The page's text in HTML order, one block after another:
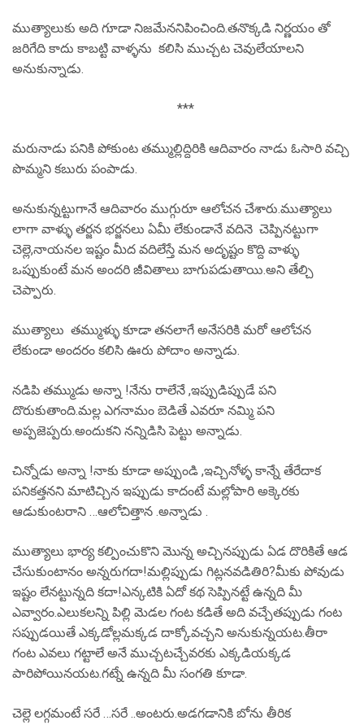
ముత్యాలుకు అది గూడా నిజమేననిపించింది.తనొక్కడి నిర్ణయం తో
జరిగేది కాదు కాబట్టి వాళ్ళను కలిసి ముచ్చట చెవులేయాలని
అనుకున్నాడు.
***
మరునాడు పనికి పోకుంట తమ్ముల్లిద్దిరికి ఆదివారం నాడు ఓసారి వచ్చి
పొమ్మని కబురు పంపాడు.
అనుకున్నట్టుగానే ఆదివారం ముగ్గురూ ఆలోచన చేశారు.ముత్యాలు
లాగా వాళ్ళు తర్జన భర్జనలు ఏమీ లేకుండానే వదినె చెప్పినట్టుగా
చెల్లె,నాయనల ఇష్టం మీద వదిలేస్తే మన అదృష్టం కొద్ది వాళ్ళు
ఒప్పుకుంటే మన అందరి జీవితాలు బాగుపడుతాయి.అని తేల్చి
చెప్పారు.
ముత్యాలు తమ్ముళ్ళు కూడా తనలాగే అనేసరికి మరో ఆలోచన
లేకుండా అందరం కలిసి ఊరు పోదాం అన్నాడు.
నడిపి తమ్ముడు అన్నా !నేను రాలేనే ,ఇప్పుడిప్పుడే పని
దొరుకుతాంది.మల్ల ఎగనామం బెడితే ఎవరూ నమ్మి పని
అప్పజెప్పరు.అందుకని నన్నిడిసి పెట్టు అన్నాడు.
చిన్నోడు అన్నా !నాకు కూడా అప్పుండి ,ఇచ్చినోళ్ళ కాన్నే తేరేదాక
పనికత్తనని మాటిచ్చిన ఇప్పుడు కాదంటే మల్లోపారి అక్కెరకు
ఆడుకుంటరాని …ఆలోచిత్తాన .అన్నాడు .
ముత్యాలు భార్య కల్పించుకొని మొన్న అచ్చినప్పుడు ఏడ దొరికితే ఆడ
చేసుకుంటానం అన్నరుగదా!మల్లిప్పుడు గిట్లనవడితిరి?మీకు పోవుడు
ఇష్టం లేనట్టున్నది కదా!ఎన్కటికి ఏదో కథ సెప్పినట్టే ఉన్నది మీ
ఎవ్వారం.ఎలుకలన్ని పిల్లి మెడల గంట కడితే అది వచ్చేతప్పుడు గంట
సప్పుడయితే ఎక్కడోల్లమక్కడ దాక్కోవచ్చని అనుకున్నయట.తీరా
గంట ఎవలు గట్టాలే అనే ముచ్చటచ్చేవరకు ఎక్కడియక్కడ
పారిపోయినయట.గట్నే ఉన్నది మీ సంగతి కూడా.
చెల్లె లగ్గమంటే సరే …సరే ..అంటరు.అడగడానికి బోను తీరిక